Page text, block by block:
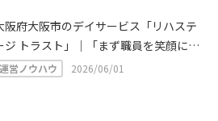
寄り添う「もう一歩」の支援
阪府大阪市のデイサービス「リハステ
ジ トラスト」｜「まず職員を笑顔にす
」仕組み化が生む、温かなケアと対話
運営ノウハウ 2026/06/01